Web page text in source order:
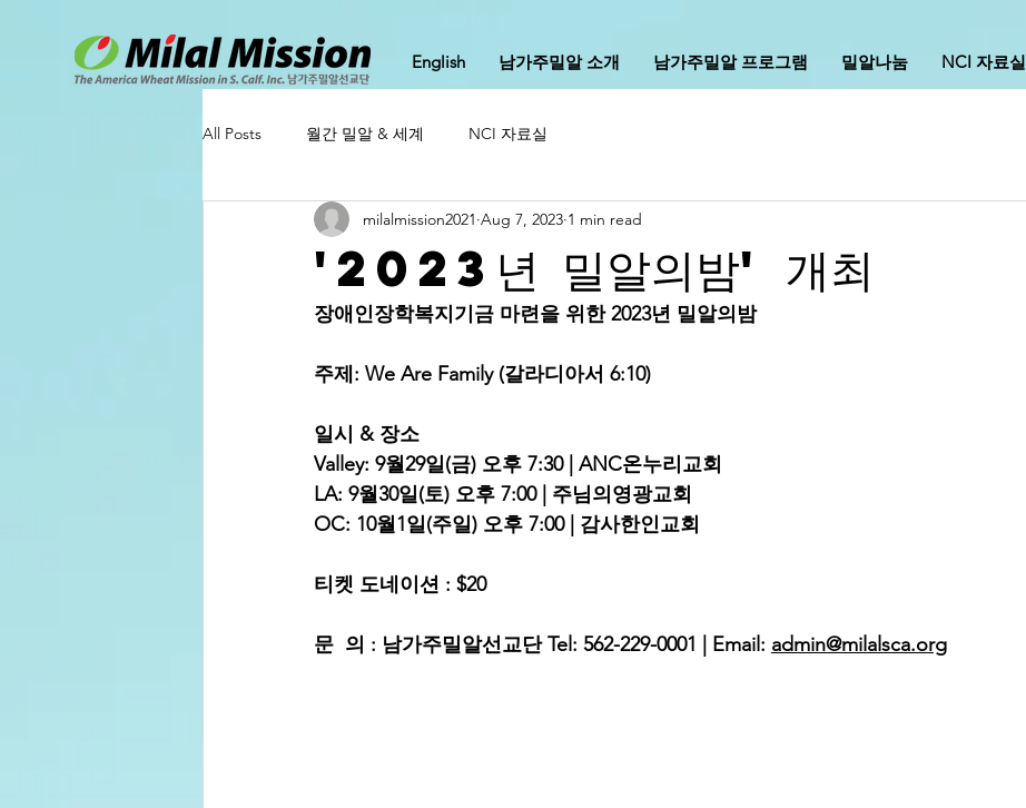
English 남가주밀알 소개 남가주밀알 프로그램 밀알나눔 NCI 자료실
All Posts 월간 밀알 & 세계 NCI 자료실
'2023년 밀알의밤' 개최
milalmission2021 Aug 7, 2023 1 min read
장애인장학복지기금 마련을 위한 2023년 밀알의밤
주제: We Are Family (갈라디아서 6:10)
일시 & 장소
Valley: 9월29일(금) 오후 7:30 | ANC온누리교회
LA: 9월30일(토) 오후 7:00 | 주님의영광교회
OC: 10월1일(주일) 오후 7:00 | 감사한인교회
티켓 도네이션 : $20
문  의 : 남가주밀알선교단 Tel: 562-229-0001 | Email: admin@milalsca.org